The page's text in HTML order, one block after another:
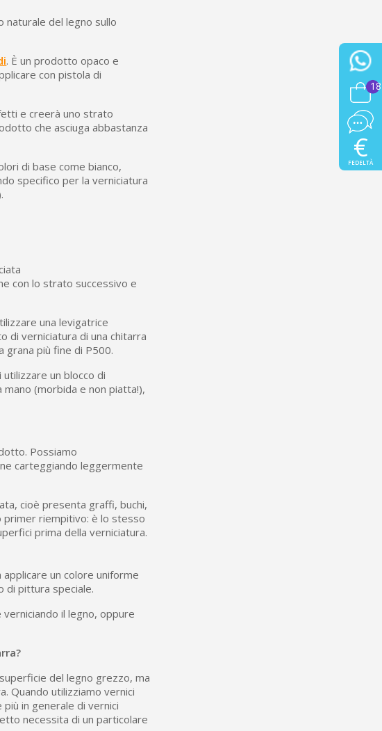
naturale del legno sullo
. È un prodotto opaco e
con pistola di
e creerà uno strato
che asciuga abbastanza
di base come bianco,
specifico per la verniciatura
con lo strato successivo e
una levigatrice
di verniciatura di una chitarra
grana più fine di P500.
un blocco di
(morbida e non piatta!),
Possiamo
carteggiando leggermente
cioè presenta graffi, buchi,
primer riempitivo: è lo stesso
prima della verniciatura.
un colore uniforme
di pittura speciale.
il legno, oppure
del legno grezzo, ma
Quando utilizziamo vernici
in generale di vernici
necessita di un particolare
18
€
FEDELTÀ